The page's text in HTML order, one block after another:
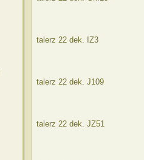
talerz 22 dek. IZ3
talerz 22 dek. J109
talerz 22 dek. JZ51